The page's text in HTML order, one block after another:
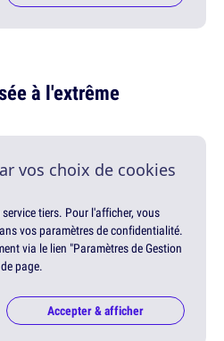
à l'extrême
vos choix de cookies
tiers. Pour l'afficher, vous
vos paramètres de confidentialité.
via le lien "Paramètres de Gestion
page.
Accepter & afficher